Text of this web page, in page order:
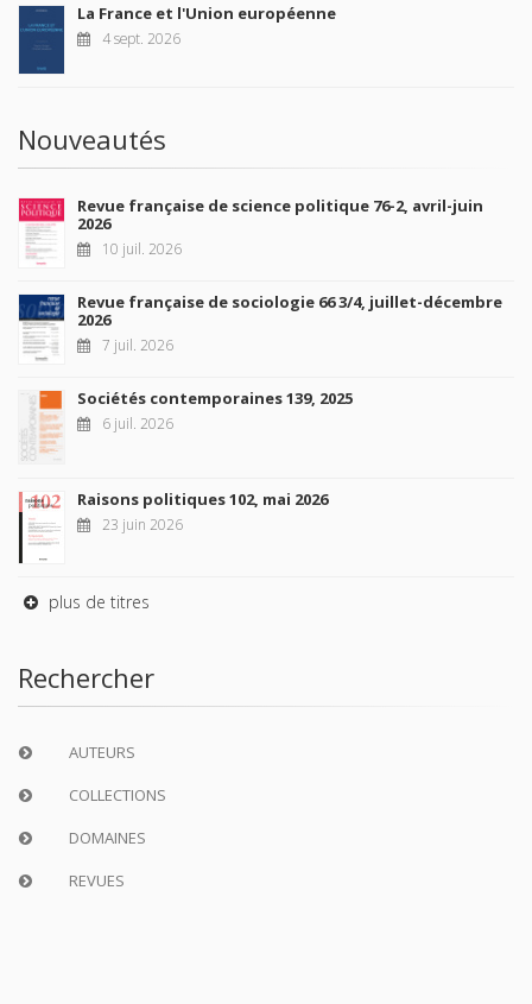
La France et l'Union européenne
4 sept. 2026
Nouveautés
Revue française de science politique 76-2, avril-juin
2026
10 juil. 2026
Revue française de sociologie 66 3/4, juillet-décembre
2026
7 juil. 2026
Sociétés contemporaines 139, 2025
6 juil. 2026
Raisons politiques 102, mai 2026
23 juin 2026
plus de titres
Rechercher
AUTEURS
COLLECTIONS
DOMAINES
REVUES